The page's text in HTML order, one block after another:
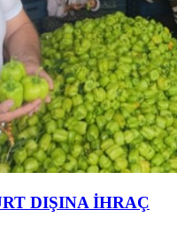
DIŞINA İHRAÇ